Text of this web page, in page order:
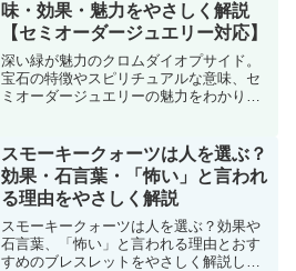
味・効果・魅力をやさしく解説
【セミオーダージュエリー対応】
深い緑が魅力のクロムダイオプサイド。
宝石の特徴やスピリチュアルな意味、セ
ミオーダージュエリーの魅力をわかりや
スモーキークォーツは人を選ぶ？
効果・石言葉・「怖い」と言われ
る理由をやさしく解説
スモーキークォーツは人を選ぶ？効果や
石言葉、「怖い」と言われる理由とおす
すめのブレスレットをやさしく解説しま